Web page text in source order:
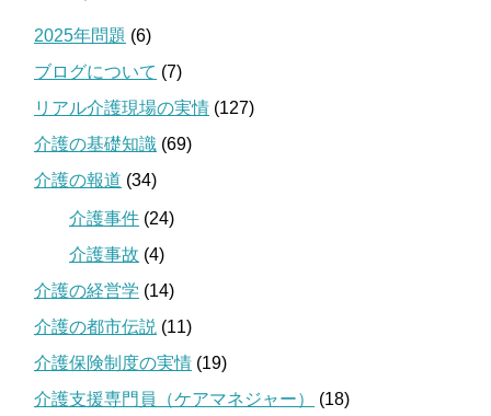
2025年問題 (6)
ブログについて (7)
リアル介護現場の実情 (127)
介護の基礎知識 (69)
介護の報道 (34)
介護事件 (24)
介護事故 (4)
介護の経営学 (14)
介護の都市伝説 (11)
介護保険制度の実情 (19)
介護支援専門員（ケアマネジャー）
(18)